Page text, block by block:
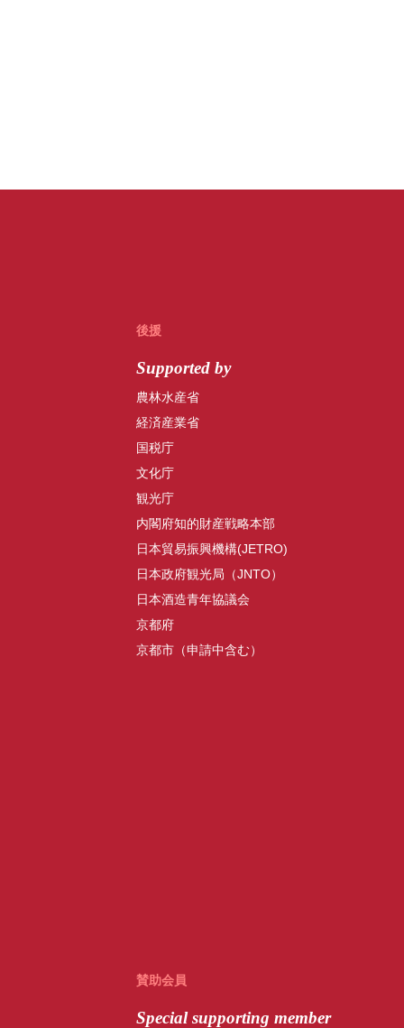
後援
Supported by
農林水産省
経済産業省
国税庁
文化庁
観光庁
内閣府知的財産戦略本部
日本貿易振興機構(JETRO)
日本政府観光局（JNTO）
日本酒造青年協議会
京都府
京都市（申請中含む）
賛助会員
Specialsupporting member